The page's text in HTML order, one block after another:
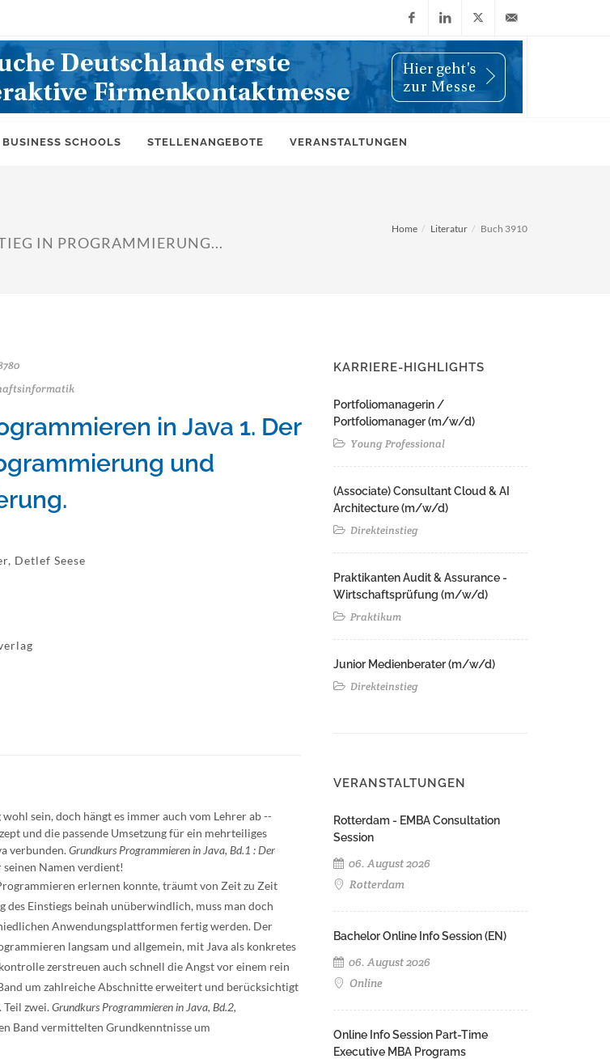
FacebookLinkedIn
X
(Twitter)
info@wiwi-
BUSINESS SCHOOLS STELLENANGEBOTE VERANSTALTUNGEN
IN PROGRAMMIERUNG...
Home Literatur Buch 3910
in Java 1. Der
und
Detlef Seese
sein, doch hängt es immer auch vom Lehrer ab --
und die passende Umsetzung für ein mehrteiliges
verbunden.Grundkurs Programmieren in Java, Bd.1 : Der
Namen verdient!
erlernen konnte, träumt von Zeit zu Zeit
des Einstiegs beinah unüberwindlich, muss man doch
Anwendungsplattformen fertig werden. Der
langsam und allgemein, mit Java als konkretes
zerstreuen auch schnell die Angst vor einem rein
um zahlreiche Abschnitte erweitert und berücksichtigt
Teil zwei.Grundkurs Programmieren in Java, Bd.2,
Band vermittelten Grundkenntnisse um
KARRIERE-HIGHLIGHTS
Portfoliomanagerin /
Portfoliomanager (m/w/d)
Young Professional
(Associate) Consultant Cloud & AI
Architecture (m/w/d)​ ​
Direkteinstieg
Praktikanten Audit & Assurance -
Wirtschaftsprüfung (m/w/d)
Praktikum
Junior Medienberater (m/w/d)
Direkteinstieg
VERANSTALTUNGEN
Rotterdam - EMBA Consultation
Session
06. August 2026
Rotterdam
Bachelor Online Info Session (EN)
06. August 2026
Online
Online Info Session Part-Time
Executive MBA Programs